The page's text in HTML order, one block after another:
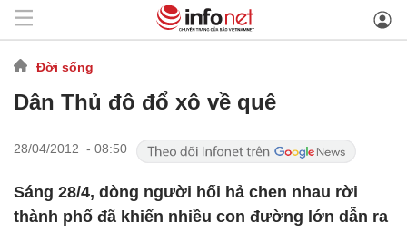
Đời sống
Dân Thủ đô đổ xô về quê
28/04/2012 - 08:50
Sáng 28/4, dòng người hối hả chen nhau rời
thành phố đã khiến nhiều con đường lớn dẫn ra